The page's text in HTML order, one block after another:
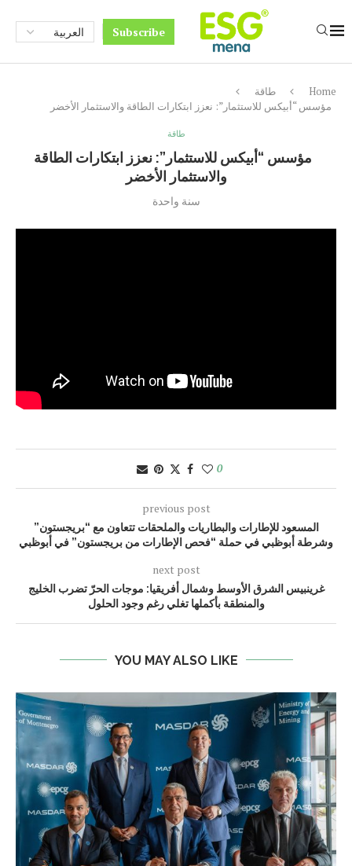
Subscribe
Home
طاقة
مؤسس “أبيكس للاستثمار”: نعزز ابتكارات الطاقة والاستثمار الأخضر
طاقة
مؤسس “أبيكس للاستثمار”: نعزز ابتكارات الطاقة
والاستثمار الأخضر
سنة واحدة
0
previous post
المسعود للإطارات والبطاريات والملحقات تتعاون مع “بريجستون”
وشرطة أبوظبي في حملة “فحص الإطارات من بريجستون” في أبوظبي
next post
غرينبيس الشرق الأوسط وشمال أفريقيا: موجات الحرّ تضرب الخليج
والمنطقة بأكملها تغلي رغم وجود الحلول
YOU MAY ALSO LIKE